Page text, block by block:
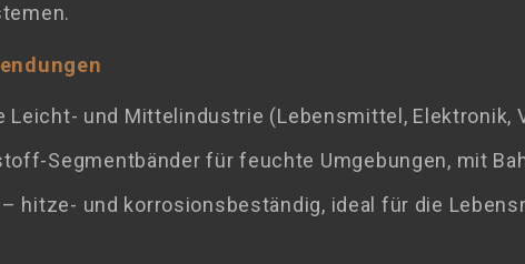
Leicht- und Mittelindustrie (Lebensmittel, Elektronik,
Segmentbänder für feuchte Umgebungen, mit
– hitze- und korrosionsbeständig, ideal für die